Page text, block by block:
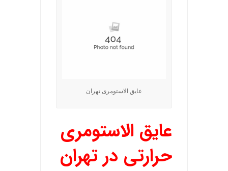
عایق الاستومری تهران
عایق الاستومری
حرارتی در تهران